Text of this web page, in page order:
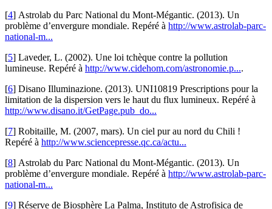
[4] Astrolab du Parc National du Mont-Mégantic. (2013). Un
problème d’envergure mondiale. Repéré à http://www.astrolab-parc-
national-m...
[5] Laveder, L. (2002). Une loi tchèque contre la pollution
lumineuse. Repéré à http://www.cidehom.com/astronomie.p....
[6] Disano Illuminazione. (2013). UNI10819 Prescriptions pour la
limitation de la dispersion vers le haut du flux lumineux. Repéré à
http://www.disano.it/GetPage.pub_do...
[7] Robitaille, M. (2007, mars). Un ciel pur au nord du Chili !
Repéré à http://www.sciencepresse.qc.ca/actu...
[8] Astrolab du Parc National du Mont-Mégantic. (2013). Un
problème d’envergure mondiale. Repéré à http://www.astrolab-parc-
national-m...
[9] Réserve de Biosphère La Palma, Instituto de Astrofisica de